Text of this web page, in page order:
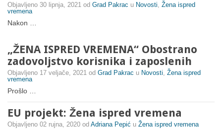
Objavljeno 30 lipnja, 2021 od Grad Pakrac u Novosti, Žena ispred
vremena
Nakon …
„ŽENA ISPRED VREMENA“ Obostrano
zadovoljstvo korisnika i zaposlenih
Objavljeno 17 veljače, 2021 od Grad Pakrac u Novosti, Žena ispred
vremena
Prošlo …
EU projekt: Žena ispred vremena
Objavljeno 02 rujna, 2020 od Adriana Pepić u Žena ispred vremena